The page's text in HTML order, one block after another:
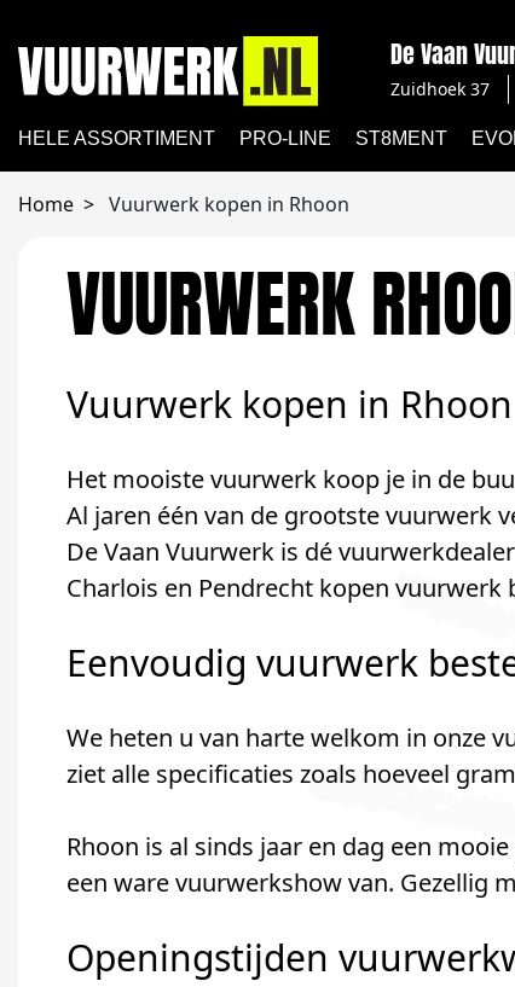
De Vaan
Zuidhoek 37
HELE ASSORTIMENT PRO-LINE ST8MENT
Home Vuurwerk kopen in Rhoon
VUURWERK
Vuurwerk kopen in Rhoon
Het mooiste vuurwerk koop je in de
Al jaren één van de grootste vuurwerk
De Vaan Vuurwerk is dé
Charlois en Pendrecht kopen vuurwerk
Eenvoudig vuurwerk
We heten u van harte welkom in onze
ziet alle specificaties zoals hoeveel
Rhoon is al sinds jaar en dag een
een ware vuurwerkshow van. Gezellig
Openingstijden